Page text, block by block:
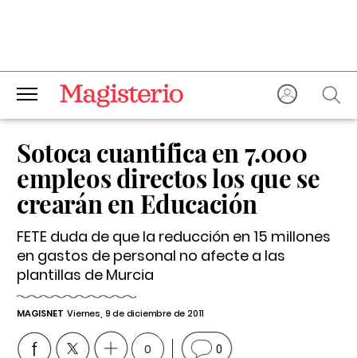
Sotoca cuantifica en 7.000
empleos directos los que se
crearán en Educación
FETE duda de que la reducción en 15 millones
en gastos de personal no afecte a las
plantillas de Murcia
MAGISNET Viernes, 9 de diciembre de 2011
0 0